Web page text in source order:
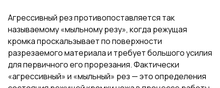
Агрессивный рез противопоставляется так
называемому «мыльному резу», когда режущая
кромка проскальзывает по поверхности
разрезаемого материала и требует большого усилия
для первичного его прорезания. Фактически
«агрессивный» и «мыльный» рез — это определения